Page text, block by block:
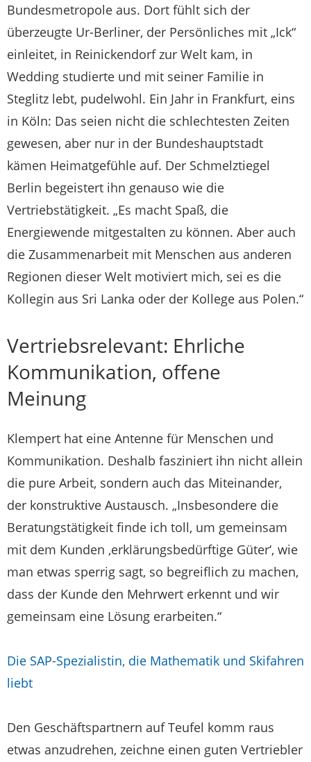
Bundesmetropole aus. Dort fühlt sich der
überzeugte Ur-Berliner, der Persönliches mit „Ick“
einleitet, in Reinickendorf zur Welt kam, in
Wedding studierte und mit seiner Familie in
Steglitz lebt, pudelwohl. Ein Jahr in Frankfurt, eins
in Köln: Das seien nicht die schlechtesten Zeiten
gewesen, aber nur in der Bundeshauptstadt
kämen Heimatgefühle auf. Der Schmelztiegel
Berlin begeistert ihn genauso wie die
Vertriebstätigkeit. „Es macht Spaß, die
Energiewende mitgestalten zu können. Aber auch
die Zusammenarbeit mit Menschen aus anderen
Regionen dieser Welt motiviert mich, sei es die
Kollegin aus Sri Lanka oder der Kollege aus Polen.“
Vertriebsrelevant: Ehrliche
Kommunikation, offene
Meinung
Klempert hat eine Antenne für Menschen und
Kommunikation. Deshalb fasziniert ihn nicht allein
die pure Arbeit, sondern auch das Miteinander,
der konstruktive Austausch. „Insbesondere die
Beratungstätigkeit finde ich toll, um gemeinsam
mit dem Kunden ,erklärungsbedürftige Güter‘, wie
man etwas sperrig sagt, so begreiflich zu machen,
dass der Kunde den Mehrwert erkennt und wir
gemeinsam eine Lösung erarbeiten.“
Die SAP-Spezialistin, die Mathematik und Skifahren
liebt
Den Geschäftspartnern auf Teufel komm raus
etwas anzudrehen, zeichne einen guten Vertriebler